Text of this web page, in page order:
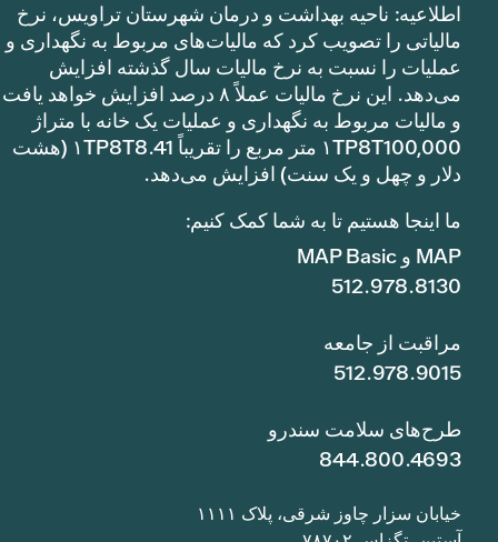
اطلاعیه: ناحیه بهداشت و درمان شهرستان تراویس، نرخ
مالیاتی را تصویب کرد که مالیات‌های مربوط به نگهداری و
عملیات را نسبت به نرخ مالیات سال گذشته افزایش
می‌دهد. این نرخ مالیات عملاً ۸ درصد افزایش خواهد یافت
و مالیات مربوط به نگهداری و عملیات یک خانه با متراژ
۱TP8T100,000 متر مربع را تقریباً ۱TP8T8.41 (هشت
دلار و چهل و یک سنت) افزایش می‌دهد.
ما اینجا هستیم تا به شما کمک کنیم:
MAP و MAP Basic
512.978.8130
مراقبت از جامعه
512.978.9015
طرح‌های سلامت سندرو
844.800.4693
خیابان سزار چاوز شرقی، پلاک ۱۱۱۱